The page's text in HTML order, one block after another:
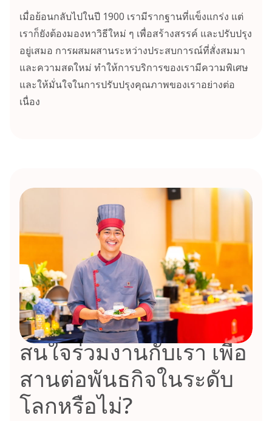
เมื่อย้อนกลับไปในปี 1900 เรามีรากฐานที่แข็งแกร่ง แต่
เราก็ยังต้องมองหาวิธีใหม่ ๆ เพื่อสร้างสรรค์ และปรับปรุง
อยู่เสมอ การผสมผสานระหว่างประสบการณ์ที่สั่งสมมา
และความสดใหม่ ทำให้การบริการของเรามีความพิเศษ
และให้มั่นใจในการปรับปรุงคุณภาพของเราอย่างต่อ
เนื่อง
สนใจร่วมงานกับเรา เพื่อ
สานต่อพันธกิจในระดับ
โลกหรือไม่?